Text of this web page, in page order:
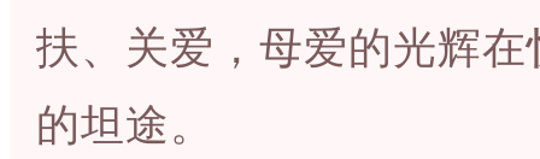
扶、关爱，母爱的光辉
的坦途。